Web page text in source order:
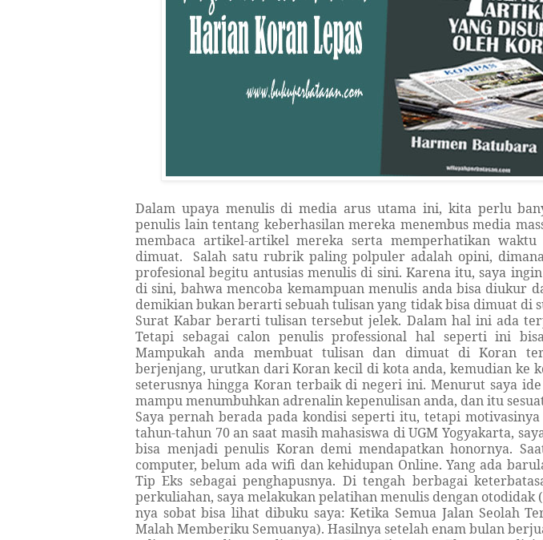
Dalam upaya menulis di media arus utama ini, kita perlu
penulis lain tentang keberhasilan mereka menembus media
membaca artikel-artikel mereka serta memperhatikan
dimuat. Salah satu rubrik paling polpuler adalah opini,
profesional begitu antusias menulis di sini. Karena itu, saya
di sini, bahwa mencoba kemampuan menulis anda bisa diukur
demikian bukan berarti sebuah tulisan yang tidak bisa dimuat di
Surat Kabar berarti tulisan tersebut jelek. Dalam hal ini ada
Tetapi sebagai calon penulis professional hal seperti ini
Mampukah anda membuat tulisan dan dimuat di Koran
berjenjang, urutkan dari Koran kecil di kota anda, kemudian ke
seterusnya hingga Koran terbaik di negeri ini. Menurut saya
mampu menumbuhkan adrenalin kepenulisan anda, dan itu
Saya pernah berada pada kondisi seperti itu, tetapi
tahun-tahun 70 an saat masih mahasiswa di UGM Yogyakarta,
bisa menjadi penulis Koran demi mendapatkan honornya.
computer, belum ada wifi dan kehidupan Online. Yang ada
Tip Eks sebagai penghapusnya. Di tengah berbagai
perkuliahan, saya melakukan pelatihan menulis dengan otodidak
nya sobat bisa lihat dibuku saya: Ketika Semua Jalan Seolah
Malah Memberiku Semuanya). Hasilnya setelah enam bulan